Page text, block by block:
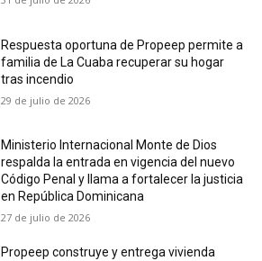
Respuesta oportuna de Propeep permite a
familia de La Cuaba recuperar su hogar
tras incendio
29 de julio de 2026
Ministerio Internacional Monte de Dios
respalda la entrada en vigencia del nuevo
Código Penal y llama a fortalecer la justicia
en República Dominicana
27 de julio de 2026
Propeep construye y entrega vivienda